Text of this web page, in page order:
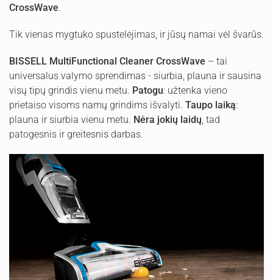
CrossWave.
Tik vienas mygtuko spustelėjimas, ir jūsų namai vėl švarūs.
BISSELL MultiFunctional Cleaner CrossWave – tai
universalus valymo sprendimas - siurbia, plauna ir sausina
visų tipų grindis vienu metu. Patogu: užtenka vieno
prietaiso visoms namų grindims išvalyti. Taupo laiką:
plauna ir siurbia vienu metu. Nėra jokių laidų, tad
patogesnis ir greitesnis darbas.